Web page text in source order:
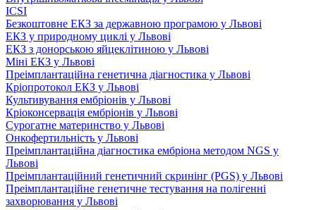
ICSI
Безкоштовне ЕКЗ за державною програмою у Львові
ЕКЗ у природному циклі у Львові
ЕКЗ з донорською яйцеклітиною у Львові
Міні ЕКЗ у Львові
Преімплантаційна генетична діагностика у Львові
Кріопротокол ЕКЗ у Львові
Культивування ембріонів у Львові
Кріоконсервація ембріонів у Львові
Сурогатне материнство у Львові
Онкофертильність у Львові
Преімплантаційна діагностика ембріона методом NGS у
Львові
Преімплантаційний генетичний скринінг (PGS) у Львові
Преімплантаційне генетичне тестування на полігенні
захворювання у Львові